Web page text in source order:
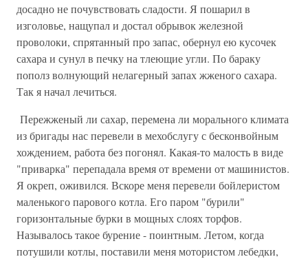
досадно не почувствовать сладости. Я пошарил в
изголовье, нащупал и достал обрывок железной
проволоки, спрятанный про запас, обернул ею кусочек
сахара и сунул в печку на тлеющие угли. По бараку
пополз волнующий нелагерный запах жженого сахара.
Так я начал лечиться.
Пережженый ли сахар, перемена ли морального климата
из бригады нас перевели в мехобслугу с бесконвойным
хождением, работа без погонял. Какая-то малость в виде
"приварка" перепадала время от времени от машинистов.
Я окреп, оживился. Вскоре меня перевели бойлеристом
маленького парового котла. Его паром "бурили"
горизонтальные бурки в мощных слоях торфов.
Называлось такое бурение - поинтным. Летом, когда
потушили котлы, поставили меня мотористом лебедки,